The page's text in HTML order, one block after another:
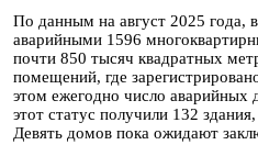
По данным на август 2025 года,
аварийными 1596
почти 850 тысяч квадратных
помещений, где
этом ежегодно число аварийных
этот статус получили 132
Девять домов пока ожидают